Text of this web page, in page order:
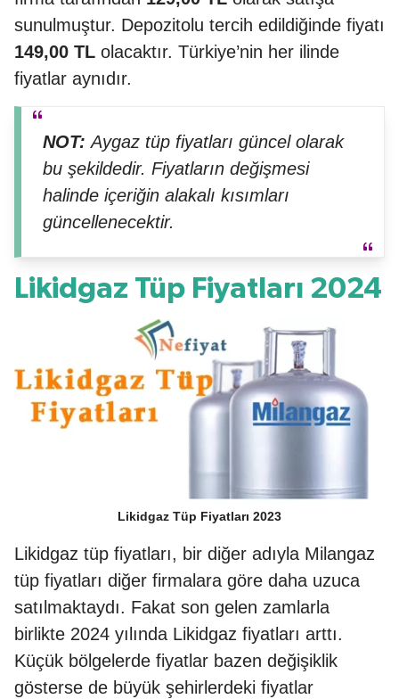
sunulmuştur. Depozitolu tercih edildiğinde fiyatı
149,00 TL olacaktır. Türkiye’nin her ilinde
fiyatlar aynıdır.
NOT:Aygaz tüp fiyatları güncel olarak
bu şekildedir. Fiyatların değişmesi
halinde içeriğin alakalı kısımları
güncellenecektir.
Likidgaz Tüp Fiyatları 2024
Likidgaz Tüp Fiyatları 2023
Likidgaz tüp fiyatları, bir diğer adıyla Milangaz
tüp fiyatları diğer firmalara göre daha uzuca
satılmaktaydı. Fakat son gelen zamlarla
birlikte 2024 yılında Likidgaz fiyatları arttı.
Küçük bölgelerde fiyatlar bazen değişiklik
gösterse de büyük şehirlerdeki fiyatlar